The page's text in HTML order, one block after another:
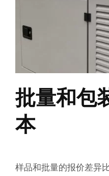
批量和包
本
样品和批量的报价差异